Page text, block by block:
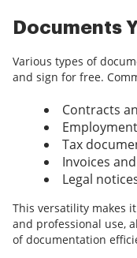
Documents
Various types of
and sign for free.
Contracts
Tax
Invoices
Legal
This versatility makes
and professional use,
of documentation